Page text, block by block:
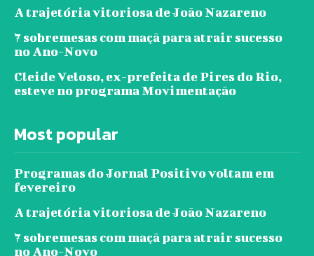
A trajetória vitoriosa de João Nazareno
7 sobremesas com maçã para atrair sucesso
no Ano-Novo
Cleide Veloso, ex-prefeita de Pires do Rio,
esteve no programa Movimentação
Most popular
Programas do Jornal Positivo voltam em
fevereiro
A trajetória vitoriosa de João Nazareno
7 sobremesas com maçã para atrair sucesso
no Ano-Novo